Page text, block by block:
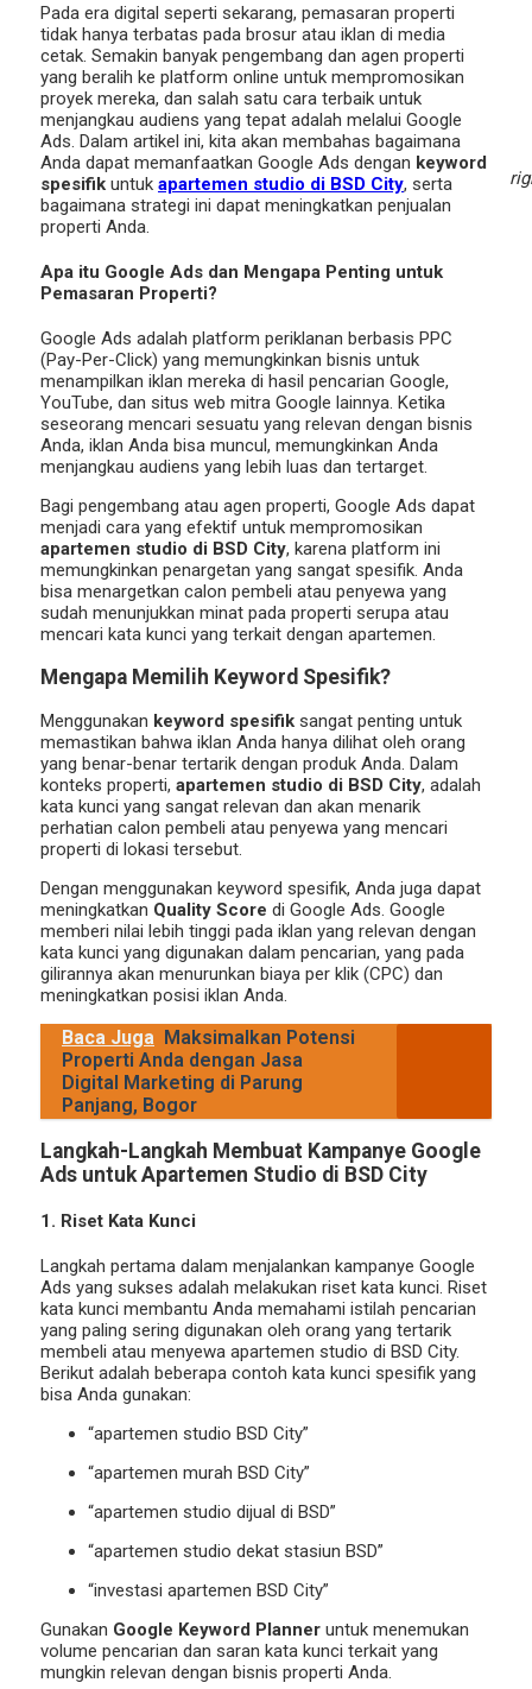
Pada era digital seperti sekarang, pemasaran properti
tidak hanya terbatas pada brosur atau iklan di media
cetak. Semakin banyak pengembang dan agen properti
yang beralih ke platform online untuk mempromosikan
proyek mereka, dan salah satu cara terbaik untuk
menjangkau audiens yang tepat adalah melalui Google
Ads. Dalam artikel ini, kita akan membahas bagaimana
Anda dapat memanfaatkan Google Ads dengan keyword
spesifik untuk apartemen studio di BSD City, serta
bagaimana strategi ini dapat meningkatkan penjualan
properti Anda.
Apa itu Google Ads dan Mengapa Penting untuk
Pemasaran Properti?
Google Ads adalah platform periklanan berbasis PPC
(Pay-Per-Click) yang memungkinkan bisnis untuk
menampilkan iklan mereka di hasil pencarian Google,
YouTube, dan situs web mitra Google lainnya. Ketika
seseorang mencari sesuatu yang relevan dengan bisnis
Anda, iklan Anda bisa muncul, memungkinkan Anda
menjangkau audiens yang lebih luas dan tertarget.
Bagi pengembang atau agen properti, Google Ads dapat
menjadi cara yang efektif untuk mempromosikan
apartemen studio di BSD City, karena platform ini
memungkinkan penargetan yang sangat spesifik. Anda
bisa menargetkan calon pembeli atau penyewa yang
sudah menunjukkan minat pada properti serupa atau
mencari kata kunci yang terkait dengan apartemen.
Mengapa Memilih Keyword Spesifik?
Menggunakan keyword spesifik sangat penting untuk
memastikan bahwa iklan Anda hanya dilihat oleh orang
yang benar-benar tertarik dengan produk Anda. Dalam
konteks properti, apartemen studio di BSD City, adalah
kata kunci yang sangat relevan dan akan menarik
perhatian calon pembeli atau penyewa yang mencari
properti di lokasi tersebut.
Dengan menggunakan keyword spesifik, Anda juga dapat
meningkatkan Quality Score di Google Ads. Google
memberi nilai lebih tinggi pada iklan yang relevan dengan
kata kunci yang digunakan dalam pencarian, yang pada
gilirannya akan menurunkan biaya per klik (CPC) dan
meningkatkan posisi iklan Anda.
Baca Juga Maksimalkan Potensi
Properti Anda dengan Jasa
Digital Marketing di Parung
Panjang, Bogor
Langkah-Langkah Membuat Kampanye Google
Ads untuk Apartemen Studio di BSD City
1. Riset Kata Kunci
Langkah pertama dalam menjalankan kampanye Google
Ads yang sukses adalah melakukan riset kata kunci. Riset
kata kunci membantu Anda memahami istilah pencarian
yang paling sering digunakan oleh orang yang tertarik
membeli atau menyewa apartemen studio di BSD City.
Berikut adalah beberapa contoh kata kunci spesifik yang
bisa Anda gunakan:
“apartemen studio BSD City”
“apartemen murah BSD City”
“apartemen studio dijual di BSD”
“apartemen studio dekat stasiun BSD”
“investasi apartemen BSD City”
Gunakan Google Keyword Planner untuk menemukan
volume pencarian dan saran kata kunci terkait yang
mungkin relevan dengan bisnis properti Anda.